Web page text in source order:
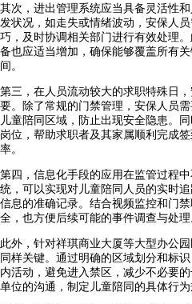
其次，进出管理系统应当具备灵活性
发状况，如走失或情绪波动，安保人
巧，及时协调相关部门进行有效处理
备也应适当增加，确保能够覆盖所有
间。
第三，在人员流动较大的求职特殊日
要。除了常规的门禁管理，安保人员
儿童陪同区域，防止出现安全隐患。
岗位，帮助求职者及其家属顺利完成
率。
第四，信息化手段的应用在监管过程
统，可以实现对儿童陪同人员的实时
信息的准确记录。结合视频监控和门
全，也方便后续可能的事件调查与处理
此外，针对祥琪商业大厦等大型办公
同样关键。通过明确的区域划分和标
内活动，避免进入禁区，减少不必要
单位的沟通，制定儿童陪同的具体行